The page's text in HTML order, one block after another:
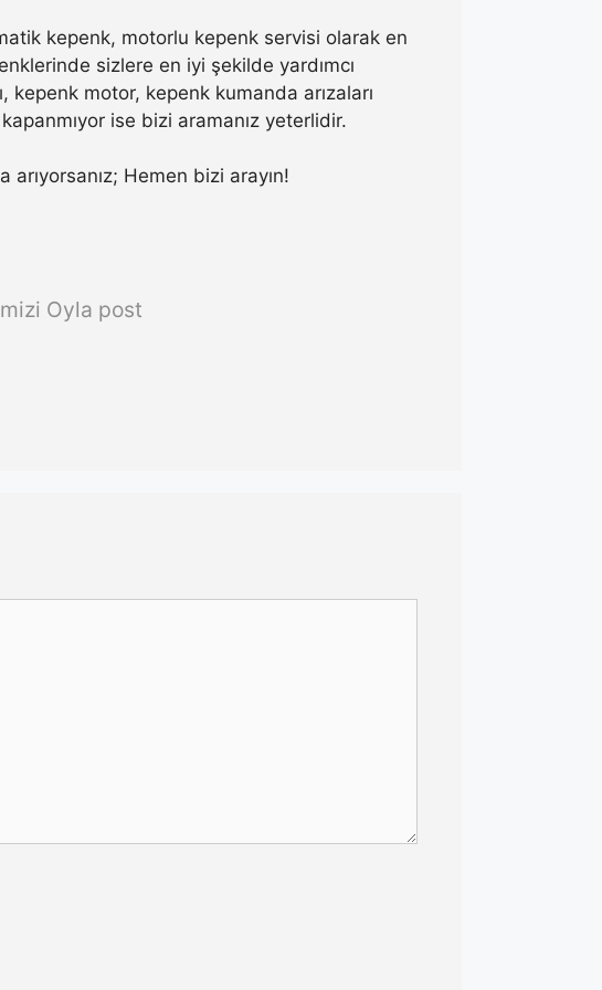
kepenk, motorlu kepenk servisi olarak en
sizlere en iyi şekilde yardımcı
kepenk motor, kepenk kumanda arızaları
ise bizi aramanız yeterlidir.
arıyorsanız; Hemen bizi arayın!
Oyla post